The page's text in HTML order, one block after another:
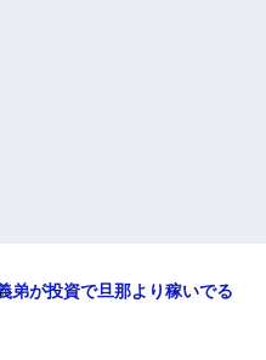
弟が投資で旦那より稼いでる